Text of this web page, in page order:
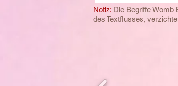
Notiz: Die Begriffe Womb
des Textflusses,